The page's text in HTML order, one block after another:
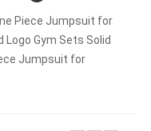
Piece Jumpsuit for
Gym Sets Solid
Jumpsuit for